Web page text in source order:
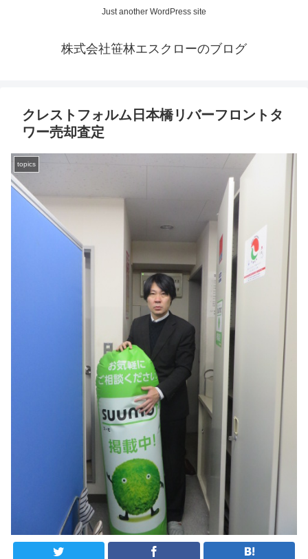
Just another WordPress site
株式会社笹林エスクローのブログ
クレストフォルム日本橋リバーフロントタ
ワー売却査定
topics